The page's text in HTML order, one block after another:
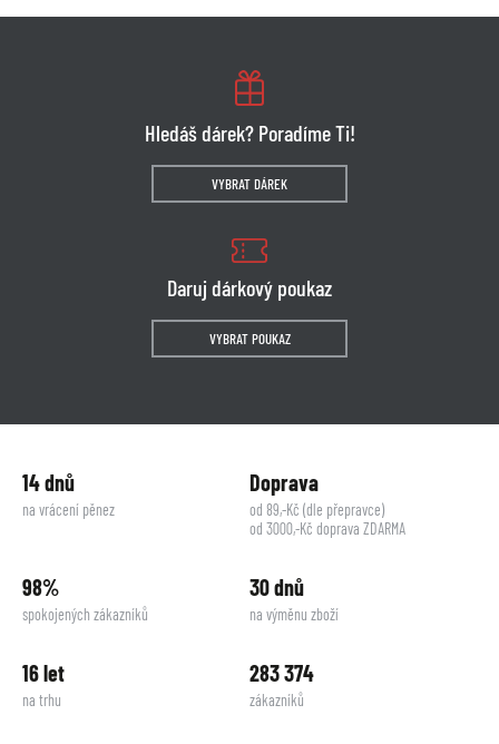
Hledáš dárek? Poradíme Ti!
VYBRAT DÁREK
Daruj dárkový poukaz
VYBRAT POUKAZ
14 dnů
na vrácení pěnez
Doprava
od 89,-Kč (dle přepravce)
od 3000,-Kč doprava ZDARMA
98%
spokojených zákazníků
30 dnů
na výměnu zboží
16 let
na trhu
283 374
zákazníků